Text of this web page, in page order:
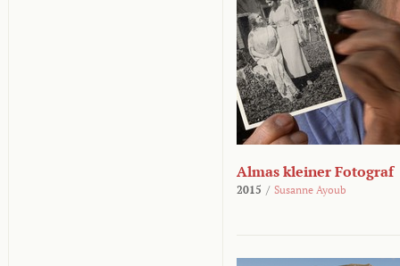
Almas kleiner Fotograf
2015 / Susanne Ayoub